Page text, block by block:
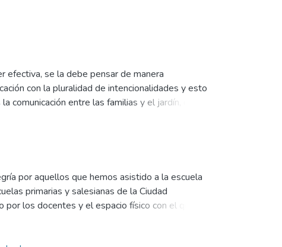
efectiva, se la debe pensar de manera
con la pluralidad de intencionalidades y esto
entre las familias y el jardín, que
indagando por medio de encuestas a las
sur de la provincia de Buenos Aires
de la comunicación, estrategias de
A modo de conclusión, esta investigación
con todos los que componen la
los vínculos entre todos los actores
por aquellos que hemos asistido a la escuela
primarias y salesianas de la Ciudad
los docentes y el espacio físico con el que
a partir de cuatro categorías de análisis: Perfil